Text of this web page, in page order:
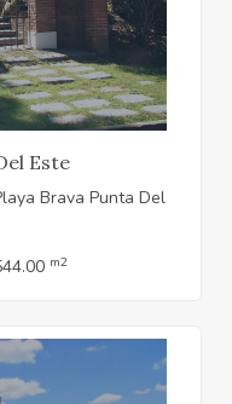
Este
Brava Punta Del
m2